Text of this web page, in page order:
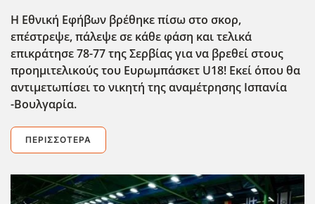
Η Εθνική Εφήβων βρέθηκε πίσω στο σκορ,
επέστρεψε, πάλεψε σε κάθε φάση και τελικά
επικράτησε 78-77 της Σερβίας για να βρεθεί στους
προημιτελικούς του Ευρωμπάσκετ U18! Εκεί όπου θα
αντιμετωπίσει το νικητή της αναμέτρησης Ισπανία
-Βουλγαρία.
ΠΕΡΙΣΣΌΤΕΡΑ